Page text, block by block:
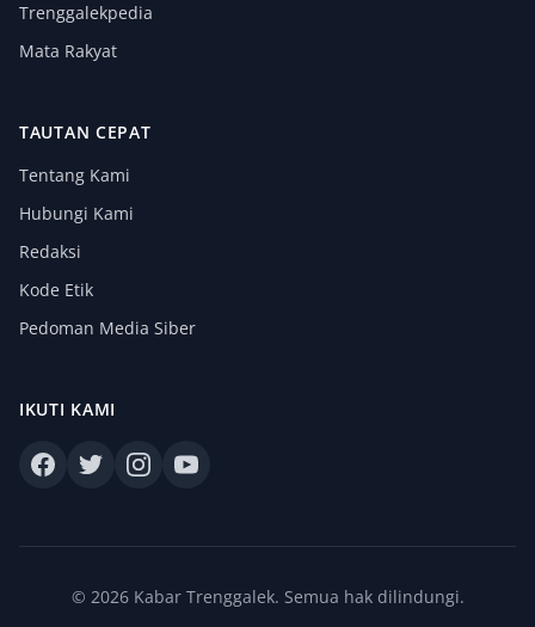
Trenggalekpedia
Mata Rakyat
TAUTAN CEPAT
Tentang Kami
Hubungi Kami
Redaksi
Kode Etik
Pedoman Media Siber
IKUTI KAMI
© 2026 Kabar Trenggalek. Semua hak dilindungi.